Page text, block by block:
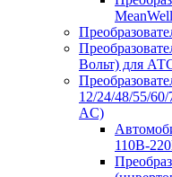
MeanWell
Вольт) для
12/24/48/55/
AC)
110В-